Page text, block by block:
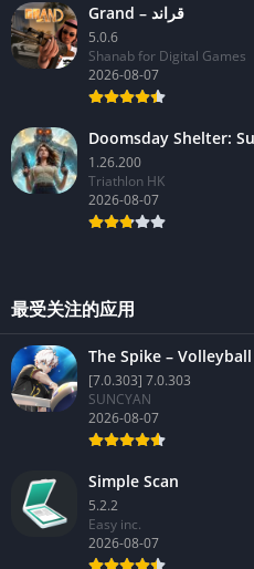
Grand – قراند
5.0.6
Shanab for Digital Games
2026-08-07
Doomsday Shelter:
1.26.200
Triathlon HK
2026-08-07
最受关注的应用
The Spike –
[7.0.303] 7.0.303
SUNCYAN
2026-08-07
Simple Scan
5.2.2
Easy inc.
2026-08-07